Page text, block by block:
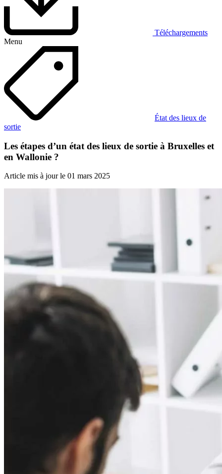
Téléchargements
Menu
État des lieux de
sortie
Les étapes d’un état des lieux de sortie à Bruxelles et
en Wallonie ?
Article mis à jour le 01 mars 2025